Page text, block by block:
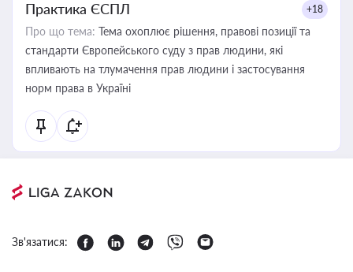
Практика ЄСПЛ +18
Про що тема: Тема охоплює рішення, правові позиції та
стандарти Європейського суду з прав людини, які
впливають на тлумачення прав людини і застосування
норм права в Україні
Зв'язатися: